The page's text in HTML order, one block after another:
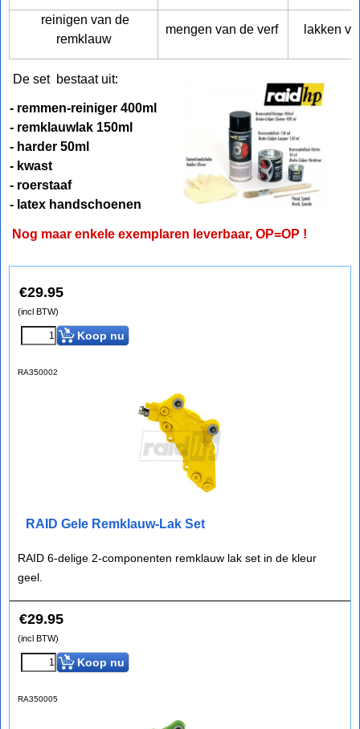
reinigen van de
remklauw
mengen van de verf lakken
De set bestaat uit:
- remmen-reiniger 400ml
- remklauwlak 150ml
- harder 50ml
- kwast
- roerstaaf
- latex handschoenen
Nog maar enkele exemplaren leverbaar, OP=OP !
€29.95
(incl BTW)
Koop nu
RA350002
RAID Gele Remklauw-Lak Set
RAID 6-delige 2-componenten remklauw lak set in de kleur
geel.
€29.95
(incl BTW)
Koop nu
RA350005